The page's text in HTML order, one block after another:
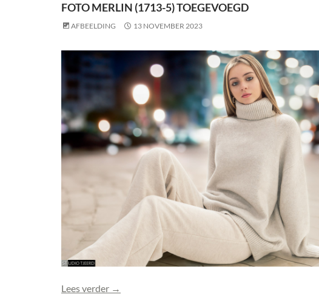
FOTO MERLIN (1713-5) TOEGEVOEGD
AFBEELDING 13 NOVEMBER 2023
Lees verder Foto Merlin (1713-5) toegevoegd
→